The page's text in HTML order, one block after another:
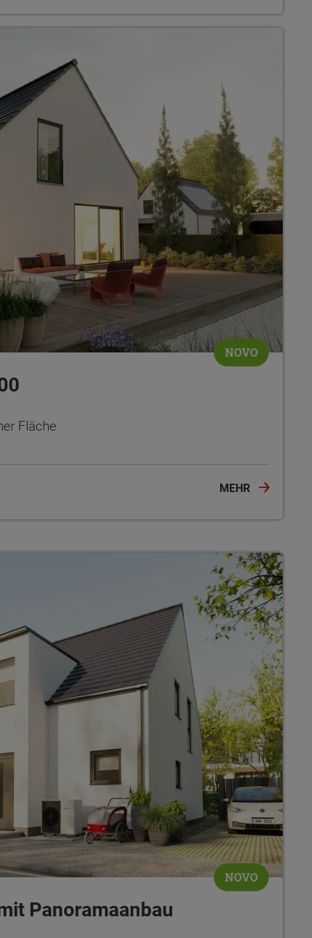
NOVO
Fläche
MEHR
NOVO
Panoramaanbau